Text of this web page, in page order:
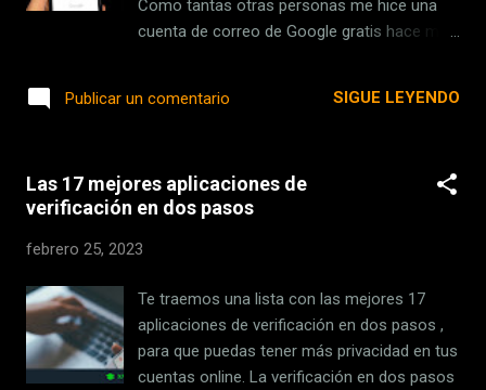
Como tantas otras personas me hice una
cuenta de correo de Google gratis hace más
mi vida personal. A lo largo de los años esos
sin espacio. ¿Qué haces ahora: una limpieza
general para hacer espacio, comienzas a
pagar por tu cuenta de correo o te creas una
perdiéndolo todo? Nada de eso: sigue este
truco y podrás seguir usando tu vieja cuenta
de Gmail de toda la vida gratis . La solución
es tan sencilla como crear una segunda
Publicar un comentario SIGUE LEYENDO
Las 17 mejores aplicaciones de
verificación en dos pasos
febrero 25, 2023
Te traemos una lista con las mejores 17
aplicaciones de verificación en dos pasos ,
para que puedas tener más privacidad en tus
cuentas online. La verificación en dos pasos